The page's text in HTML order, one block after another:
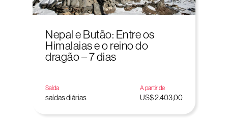
Nepal e Butão: Entre os
Himalaias e o reino do
dragão – 7 dias
Saída
saídas diárias
A partir de
US$ 2.403,00